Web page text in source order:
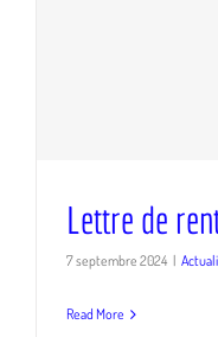
Lettre de
7 septembre 2024 |
Read More